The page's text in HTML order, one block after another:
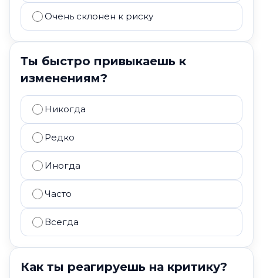
Очень склонен к риску
Ты быстро привыкаешь к
изменениям?
Никогда
Редко
Иногда
Часто
Всегда
Как ты реагируешь на критику?